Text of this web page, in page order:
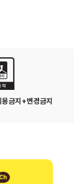
금지+변경금지